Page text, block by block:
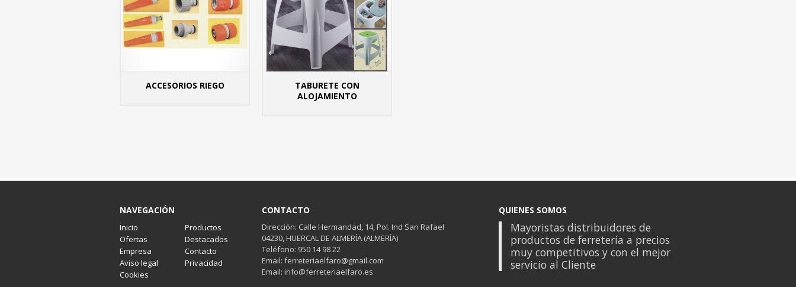
ACCESORIOS RIEGO
TABURETE CON
ALOJAMIENTO
NAVEGACIÓN
Inicio
Productos
Ofertas
Destacados
Empresa
Contacto
Aviso legal
Privacidad
Cookies
CONTACTO
Dirección: Calle Hermandad, 14, Pol. Ind San Rafael
04230, HUERCAL DE ALMERÍA (ALMERÍA)
Teléfono: 950 14 98 22
Email: ferreteriaelfaro@gmail.com
Email: info@ferreteriaelfaro.es
QUIENES SOMOS
Mayoristas distribuidores de
productos de ferretería a precios
muy competitivos y con el mejor
servicio al Cliente